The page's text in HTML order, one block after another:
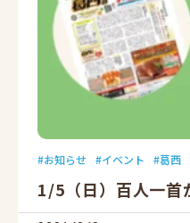
お知らせ イベント 葛西
1/5（日）百人一首